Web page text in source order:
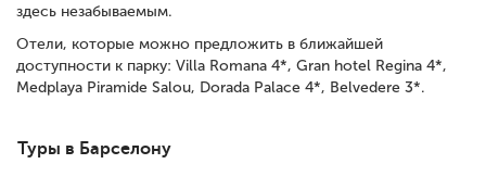
здесь незабываемым.
Отели, которые можно предложить в ближайшей
доступности к парку: Villa Romana 4*, Gran hotel Regina 4*,
Medplaya Piramide Salou, Dorada Palace 4*, Belvedere 3*.
Туры в Барселону